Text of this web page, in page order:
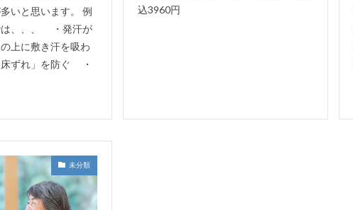
いと思います。 例
は、、、 ・発汗が
上に敷き汗を吸わ
ずれ」を防ぐ ・
込3960円
未分類